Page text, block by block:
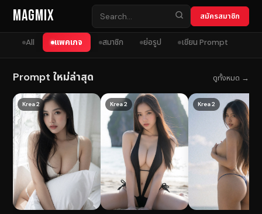
Skip to content
MagMix สมัครสมาชิก
All แพคเกจ สมาชิก ย่อรูป เขียน Prompt
Prompt ใหม่ล่าสุด ดูทั้งหมด →
Krea 2 Krea 2 Krea 2